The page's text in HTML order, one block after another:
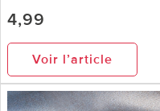
4,99
Voir l’article